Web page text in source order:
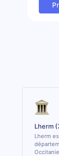
Lherm
Lherm